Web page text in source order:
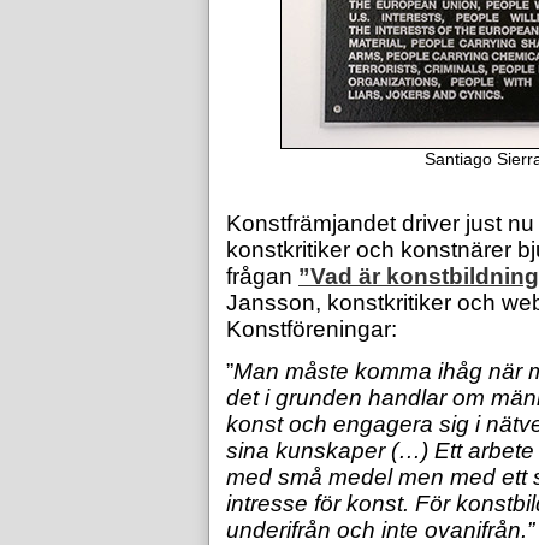
Santiago
Konstfrämjandet driver just
konstkritiker och konstnärer
frågan ”Vad är
Jansson, konstkritiker och
Konstföreningar:
”Man måste komma ihåg när
det i grunden handlar om
konst och engagera sig i
sina kunskaper (…) Ett
med små medel men med ett
intresse för konst. För
underifrån och inte ovanifrån.”